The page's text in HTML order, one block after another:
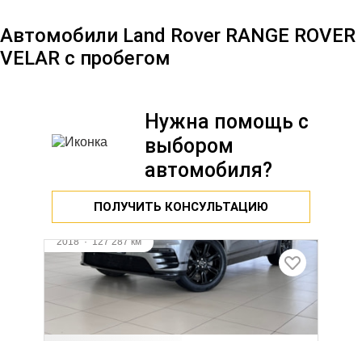
Автомобили Land Rover RANGE ROVER
VELAR с пробегом
Нужна помощь с
выбором
автомобиля?
ПОЛУЧИТЬ КОНСУЛЬТАЦИЮ
2018·127 287 км
LAND ROVER RANGE ROVER VELAR
2 л (240 л.с.), АКПП, дизель, полный
3 610 000 ₽